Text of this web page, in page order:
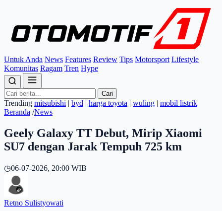
Untuk Anda News Features Review Tips Motorsport Lifestyle
Komunitas Ragam Tren Hype
Cari
Trending mitsubishi | byd | harga toyota | wuling | mobil listrik
Beranda /News
Geely Galaxy TT Debut, Mirip Xiaomi
SU7 dengan Jarak Tempuh 725 km
◷06-07-2026, 20:00 WIB
Retno Sulistyowati